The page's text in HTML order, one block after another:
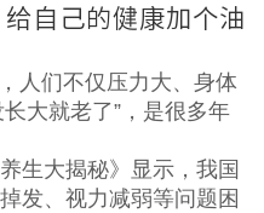
自己的健康加个油
人们不仅压力大、身体
大就老了”，是很多年
生大揭秘》显示，我国
发、视力减弱等问题困